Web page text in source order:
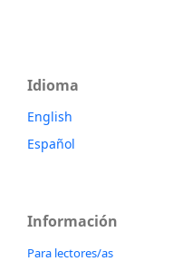
Idioma
English
Español
Información
Para lectores/as